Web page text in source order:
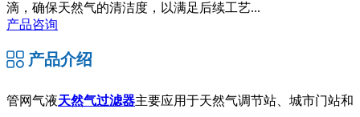
滴，确保天然气的清洁度，以满足后续工艺...
产品咨询
产品介绍
管网气液天然气过滤器主要应用于天然气调节站、城市门站和